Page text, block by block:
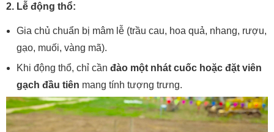
2. Lễ động thổ:
Gia chủ chuẩn bị mâm lễ (trầu cau, hoa quả, nhang, rượu,
gạo, muối, vàng mã).
Khi động thổ, chỉ cần đào một nhát cuốc hoặc đặt viên
gạch đầu tiên mang tính tượng trưng.